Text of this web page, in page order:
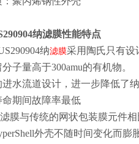
纳滤膜性能特点
纳滤膜采用陶氏只有设
子量高于300amu的有机物。
进水流道设计，进一步降低了
命期间故障率最低
膜与传统的网状包装膜元件
外壳不随时间变化而膨